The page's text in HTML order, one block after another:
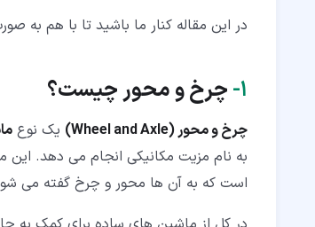
۴‏- مزیت مکانیکی چیست؟
در این مقاله کنار ما باشید تا با هم به
۱‏- چرخ و محور چیست؟
چرخ و محور (Wheel and Axle) یک نوع
به نام مزیت مکانیکی انجام می دهد.
است که به آن ها محور و چرخ گفته می